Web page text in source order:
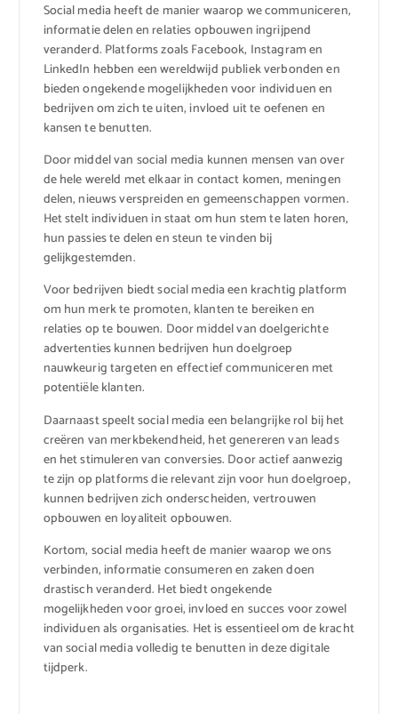
Social media heeft de manier waarop we communiceren,
informatie delen en relaties opbouwen ingrijpend
veranderd. Platforms zoals Facebook, Instagram en
LinkedIn hebben een wereldwijd publiek verbonden en
bieden ongekende mogelijkheden voor individuen en
bedrijven om zich te uiten, invloed uit te oefenen en
kansen te benutten.
Door middel van social media kunnen mensen van over
de hele wereld met elkaar in contact komen, meningen
delen, nieuws verspreiden en gemeenschappen vormen.
Het stelt individuen in staat om hun stem te laten horen,
hun passies te delen en steun te vinden bij
gelijkgestemden.
Voor bedrijven biedt social media een krachtig platform
om hun merk te promoten, klanten te bereiken en
relaties op te bouwen. Door middel van doelgerichte
advertenties kunnen bedrijven hun doelgroep
nauwkeurig targeten en effectief communiceren met
potentiële klanten.
Daarnaast speelt social media een belangrijke rol bij het
creëren van merkbekendheid, het genereren van leads
en het stimuleren van conversies. Door actief aanwezig
te zijn op platforms die relevant zijn voor hun doelgroep,
kunnen bedrijven zich onderscheiden, vertrouwen
opbouwen en loyaliteit opbouwen.
Kortom, social media heeft de manier waarop we ons
verbinden, informatie consumeren en zaken doen
drastisch veranderd. Het biedt ongekende
mogelijkheden voor groei, invloed en succes voor zowel
individuen als organisaties. Het is essentieel om de kracht
van social media volledig te benutten in deze digitale
tijdperk.